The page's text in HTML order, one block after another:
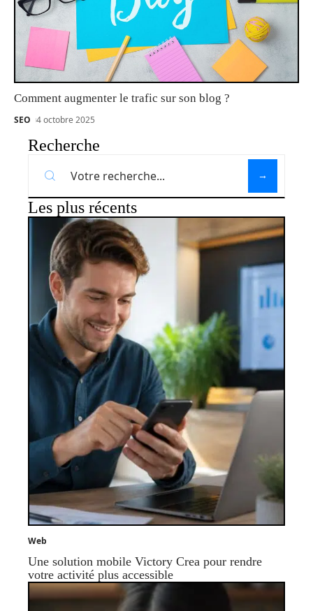
Comment augmenter le trafic sur son blog ?
SEO 4 octobre 2025
Recherche
Les plus récents
Web
Une solution mobile Victory Crea pour rendre
votre activité plus accessible